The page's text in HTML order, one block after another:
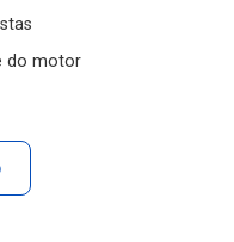
motor